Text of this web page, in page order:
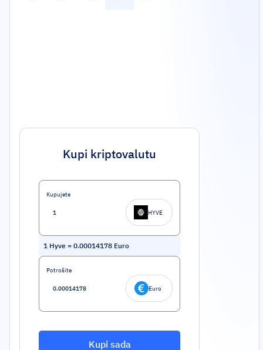
Kupi kriptovalutu
Kupujete
HYVE
1 Hyve = 0.00014178 Euro
Potrošite
Euro
Kupi sada